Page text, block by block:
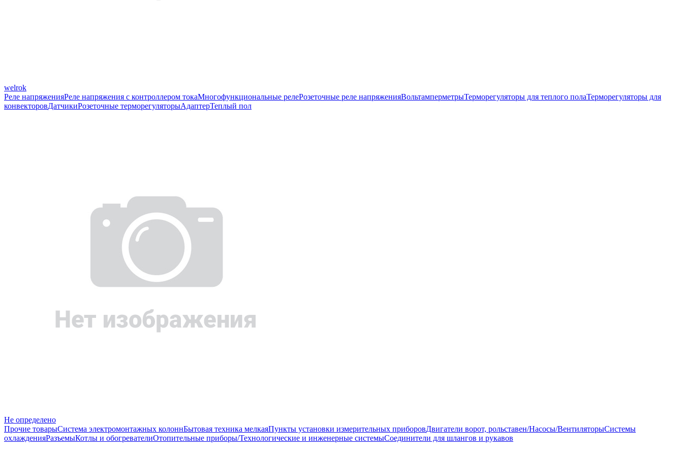
welrok
Реле напряженияРеле напряжения с контроллером токаМногофункциональные релеРозеточные реле напряженияВольтамперметрыТерморегуляторы для теплого полаТерморегуляторы для
конвекторовДатчикиРозеточные терморегуляторыАдаптерТеплый пол
Не определено
Прочие товарыСистема электромонтажных колоннБытовая техника мелкаяПункты установки измерительных приборовДвигатели ворот, рольставен/Насосы/ВентиляторыСистемы
охлажденияРазъемыКотлы и обогревателиОтопительные приборы/Технологические и инженерные системыСоединители для шлангов и рукавов